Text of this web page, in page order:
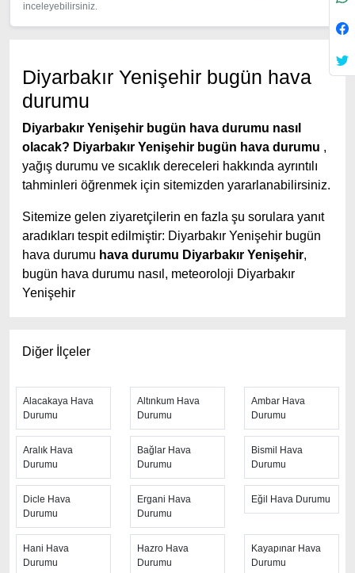
inceleyebilirsiniz.
Diyarbakır Yenişehir bugün hava
durumu
Diyarbakır Yenişehir bugün hava durumu nasıl
olacak? Diyarbakır Yenişehir bugün hava durumu ,
yağış durumu ve sıcaklık dereceleri hakkında ayrıntılı
tahminleri öğrenmek için sitemizden yararlanabilirsiniz.
Sitemize gelen ziyaretçilerin en fazla şu sorulara yanıt
aradıkları tespit edilmiştir: Diyarbakır Yenişehir bugün
hava durumu hava durumu Diyarbakır Yenişehir,
bugün hava durumu nasıl, meteoroloji Diyarbakır
Yenişehir
iyi yapan site; hava durumu 15 günlük sitesidir.
durumu
günlük, hava durumu 10 günlük hava durumu 15 güne
kadar uzatılmış hava tahminleri ile tahminlerinin
yanında daha fazla ayrıntının yer aldığı saatlik hava
durumu tahminlerini bulabilirsiniz. Bu sitede yer alan
geniş tahmin süreleri, kolay ve anlaşılır görseller ile
ziyaretçilerine kaliteli hizmet sunuyor. Ayrıca sitede
güncel Türkiye uydu radar görüntüleri ile bulutların
hareket yönü, yağış ve fırtına takibi yapılabilmektedir.
Hızlı güncellenen
Diyarbakır Yenişehir hava durumu
Diğer İlçeler
Alacakaya Hava
Durumu
Altınkum Hava
Durumu
Ambar Hava
Durumu
Aralık Hava
Durumu
Bağlar Hava
Durumu
Bismil Hava
Durumu
Dicle Hava
Durumu
Ergani Hava
Durumu
Eğil Hava Durumu
Hani Hava
Durumu
Hazro Hava
Durumu
Kayapınar Hava
Durumu